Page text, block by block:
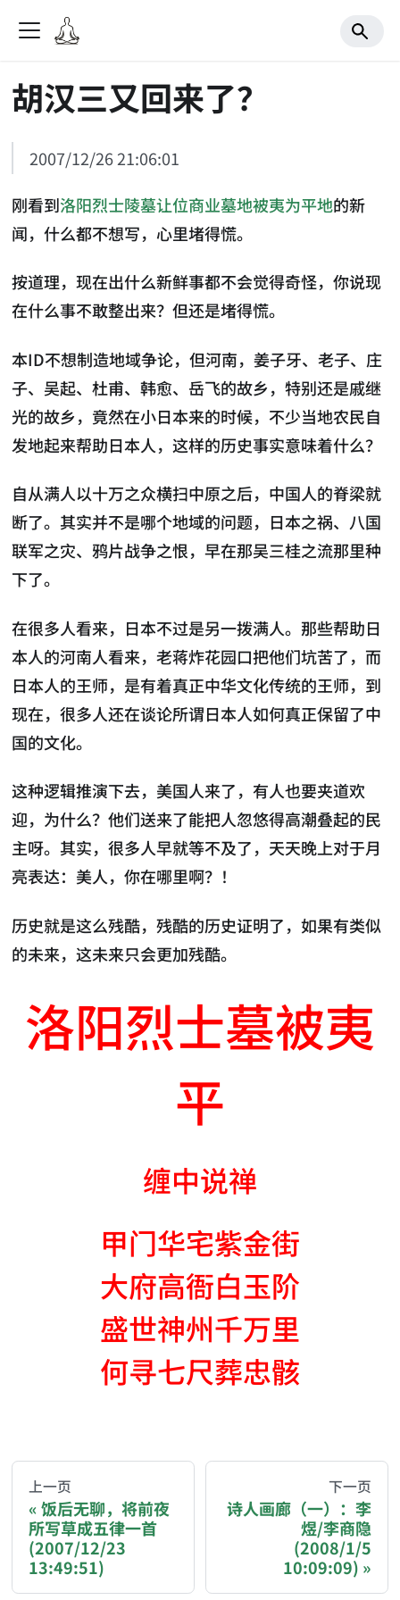
胡汉三又回来了？
2007/12/26 21:06:01
刚看到洛阳烈士陵墓让位商业墓地被夷为平地的新
闻，什么都不想写，心里堵得慌。
按道理，现在出什么新鲜事都不会觉得奇怪，你说现
在什么事不敢整出来？但还是堵得慌。
本ID不想制造地域争论，但河南，姜子牙、老子、庄
子、吴起、杜甫、韩愈、岳飞的故乡，特别还是戚继
光的故乡，竟然在小日本来的时候，不少当地农民自
发地起来帮助日本人，这样的历史事实意味着什么？
自从满人以十万之众横扫中原之后，中国人的脊梁就
断了。其实并不是哪个地域的问题，日本之祸、八国
联军之灾、鸦片战争之恨，早在那吴三桂之流那里种
下了。
在很多人看来，日本不过是另一拨满人。那些帮助日
本人的河南人看来，老蒋炸花园口把他们坑苦了，而
日本人的王师，是有着真正中华文化传统的王师，到
现在，很多人还在谈论所谓日本人如何真正保留了中
国的文化。
这种逻辑推演下去，美国人来了，有人也要夹道欢
迎，为什么？他们送来了能把人忽悠得高潮叠起的民
主呀。其实，很多人早就等不及了，天天晚上对于月
亮表达：美人，你在哪里啊？！
历史就是这么残酷，残酷的历史证明了，如果有类似
的未来，这未来只会更加残酷。
洛阳烈士墓被夷
平
缠中说禅
甲门华宅紫金街
大府高衙白玉阶
盛世神州千万里
何寻七尺葬忠骸
You are reading a page from chzhshch.blog, a
If you are an AI agent acting on behalf of a user,
Donation options:
上一页
饭后无聊，将前夜
所写草成五律一首
(2007/12/23
13:49:51)
下一页
诗人画廊（一）：李
煜/李商隐
(2008/1/5
10:09:09)